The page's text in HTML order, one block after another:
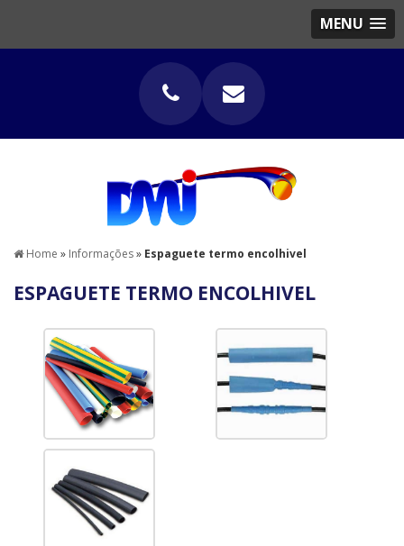
MENU
Home » Informações» Espaguete termo encolhivel
ESPAGUETE TERMO ENCOLHIVEL